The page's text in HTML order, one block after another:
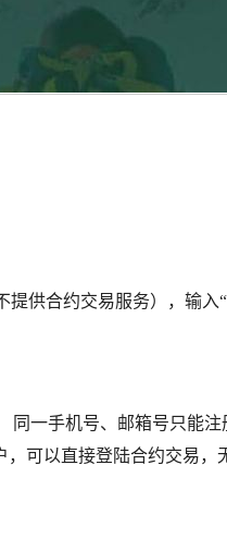
提供合约交易服务），输
同一手机号、邮箱号只能
可以直接登陆合约交易